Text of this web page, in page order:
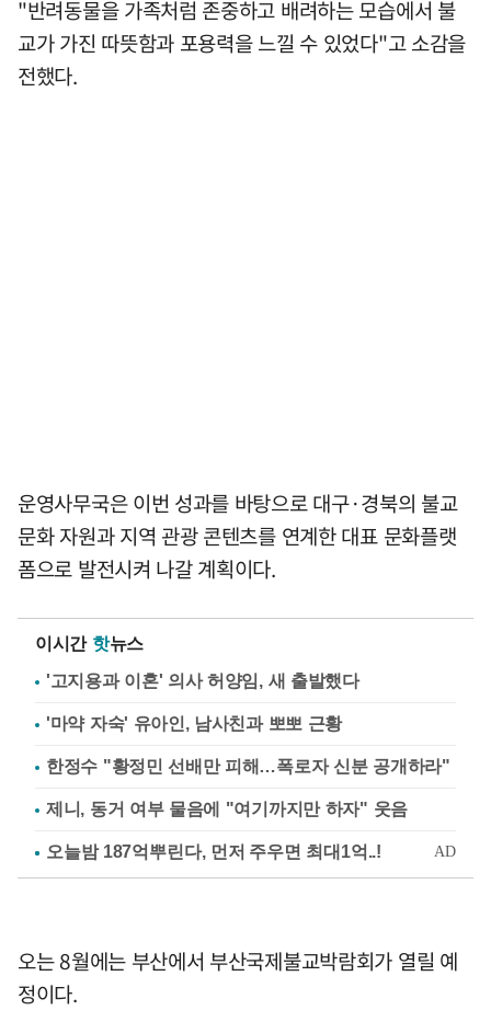
"반려동물을 가족처럼 존중하고 배려하는 모습에서 불
교가 가진 따뜻함과 포용력을 느낄 수 있었다"고 소감을
전했다.
운영사무국은 이번 성과를 바탕으로 대구·경북의 불교
문화 자원과 지역 관광 콘텐츠를 연계한 대표 문화플랫
폼으로 발전시켜 나갈 계획이다.
이시간 핫뉴스
'고지용과 이혼' 의사 허양임, 새 출발했다
'마약 자숙' 유아인, 남사친과 뽀뽀 근황
한정수 "황정민 선배만 피해…폭로자 신분 공개하라"
제니, 동거 여부 물음에 "여기까지만 하자" 웃음
오는 8월에는 부산에서 부산국제불교박람회가 열릴 예
정이다.